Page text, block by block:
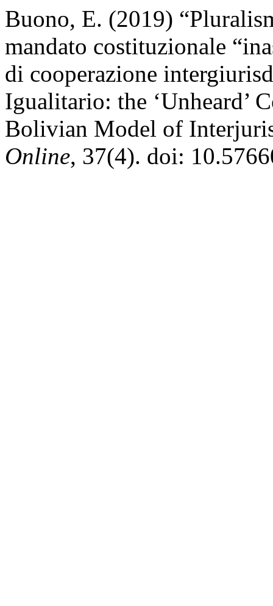
Buono, E. (2019)
mandato costituzionale
di cooperazione
Igualitario: the ‘Unheard’
Bolivian Model of
Online, 37(4). doi: